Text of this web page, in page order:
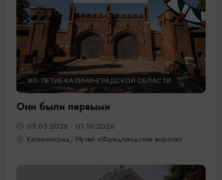
80-ЛЕТИЕ КАЛИНИНГРАДСКОЙ ОБЛАСТИ
Они были первыми
05.05.2026 - 01.10.2026
Калининград, Музей «Фридландские ворота»